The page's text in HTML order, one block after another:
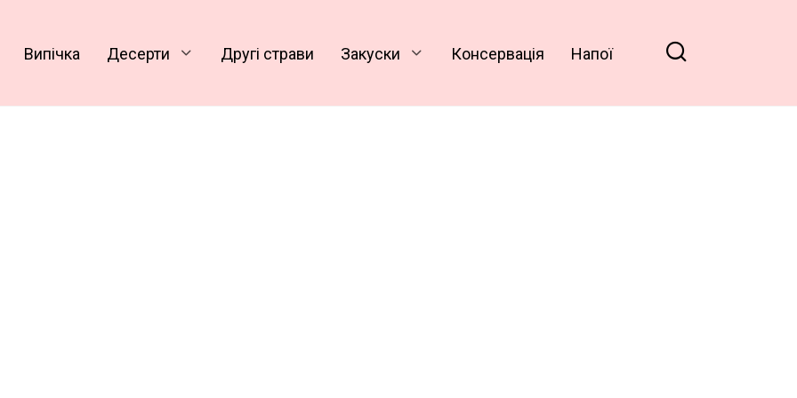
Випічка Десерти Другі страви Закуски Консервація Напої